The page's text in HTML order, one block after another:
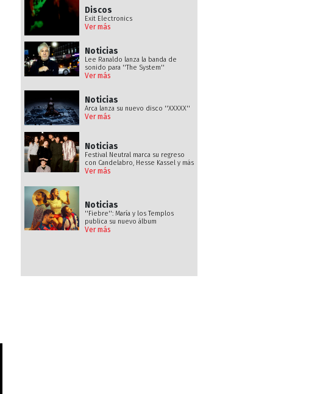
Discos
Exit Electronics
Ver más
Noticias
Lee Ranaldo lanza la banda de
sonido para ''The System''
Ver más
Noticias
Arca lanza su nuevo disco ''XXXXX''
Ver más
Noticias
Festival Neutral marca su regreso
con Candelabro, Hesse Kassel y más
Ver más
Noticias
''Fiebre'': María y los Templos
publica su nuevo álbum
Ver más